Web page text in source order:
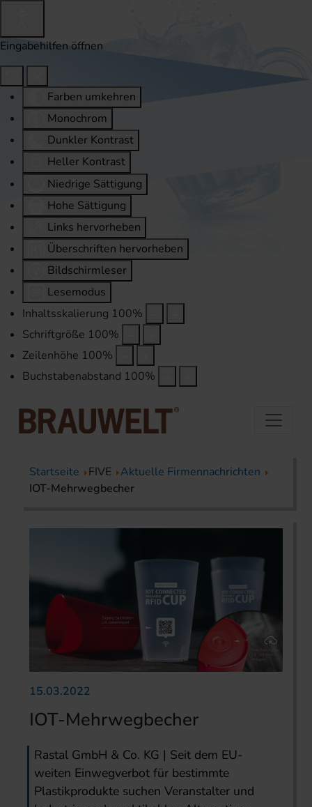
Eingabehilfen öffnen
Farben umkehren
Monochrom
Dunkler Kontrast
Heller Kontrast
Niedrige Sättigung
Hohe Sättigung
Links hervorheben
Überschriften hervorheben
Bildschirmleser
Lesemodus
Inhaltsskalierung 100%
Schriftgröße 100%
Zeilenhöhe 100%
Buchstabenabstand 100%
Startseite FIVE
Aktuelle Firmennachrichten
IOT-Mehrwegbecher
15.03.2022
IOT-Mehrwegbecher
Rastal GmbH & Co. KG | Seit dem EU-
weiten Einwegverbot für bestimmte
Plastikprodukte suchen Veranstalter und